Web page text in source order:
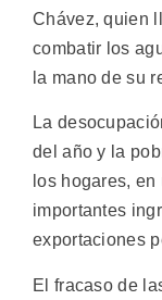
Chávez, quien
combatir los
la mano de su
La
del año y la
los hogares,
importantes
exportaciones
El fracaso de